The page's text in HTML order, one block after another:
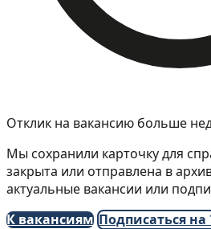
Отклик на вакансию больше
Мы сохранили карточку для
закрыта или отправлена в
актуальные вакансии или
К вакансиям Подписаться на